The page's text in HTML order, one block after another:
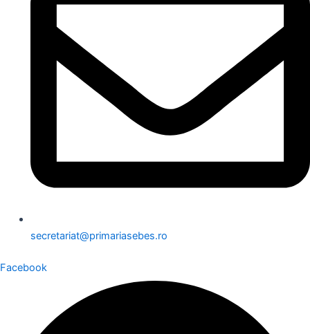
secretariat@primariasebes.ro
Facebook